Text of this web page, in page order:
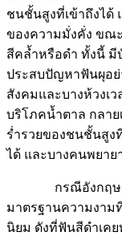
ของความมั่งคั่ง ขณ
สีคล้ำหรือดำ ทั้งนี้ มี
ประสบปัญหาฟันผุอย่
สังคมและบางห้วงเ
บริโภคน้ำตาล กลาย
ร่ำรวยของชนชั้นสูง
ได้ และบางคนพยา
กรณีอังกฤษเป็น
มาตรฐานความงา
นิยม ดังที่ฟันสีดำเค
อดีต การเปลี่ยนแป